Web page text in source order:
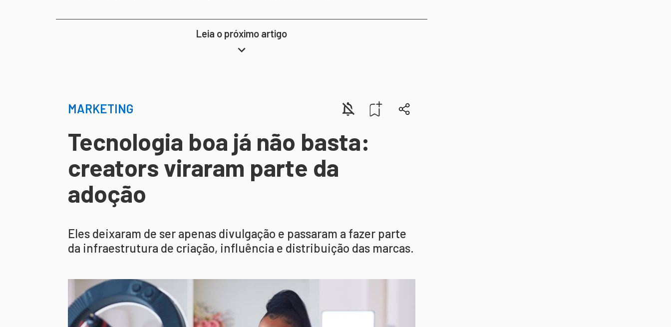
Leia o próximo artigo
MARKETING
Tecnologia boa já não basta:
creators viraram parte da
adoção
Eles deixaram de ser apenas divulgação e passaram a fazer parte
da infraestrutura de criação, influência e distribuição das marcas.